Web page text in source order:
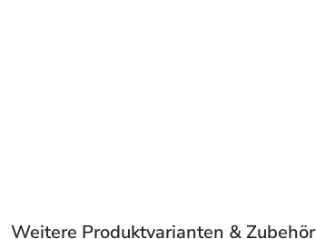
Weitere Produktvarianten & Zubehör